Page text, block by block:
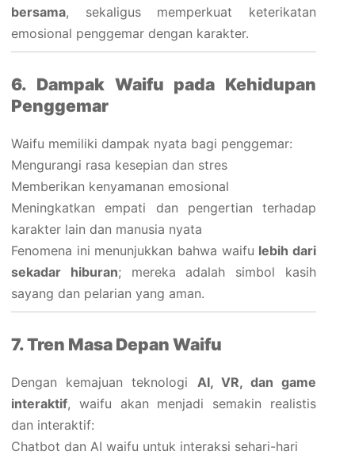
bersama, sekaligus memperkuat keterikatan
emosional penggemar dengan karakter.
6. Dampak Waifu pada Kehidupan
Penggemar
Waifu memiliki dampak nyata bagi penggemar:
Mengurangi rasa kesepian dan stres
Memberikan kenyamanan emosional
Meningkatkan empati dan pengertian terhadap
karakter lain dan manusia nyata
Fenomena ini menunjukkan bahwa waifu lebih dari
sekadar hiburan; mereka adalah simbol kasih
sayang dan pelarian yang aman.
7. Tren Masa Depan Waifu
Dengan kemajuan teknologi AI, VR, dan game
interaktif, waifu akan menjadi semakin realistis
dan interaktif:
Chatbot dan AI waifu untuk interaksi sehari-hari